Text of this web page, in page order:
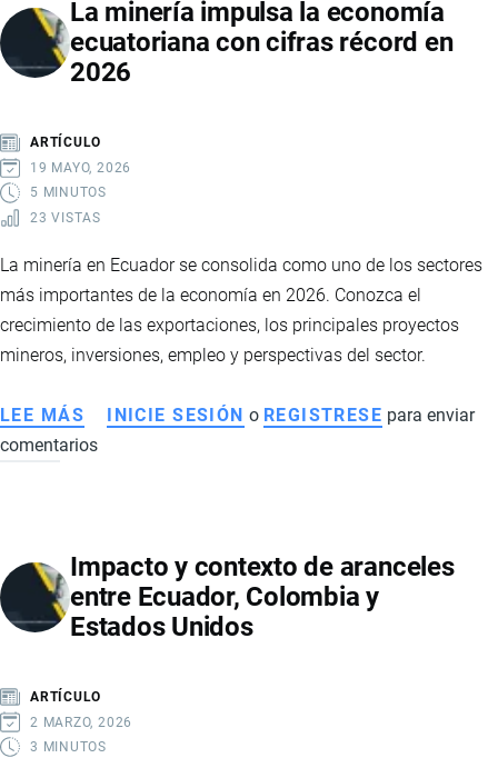
IMPULSO
TRAS
EL
CAÍDA
DE
PRECIOS
La minería impulsa la economía
ecuatoriana con cifras récord en
2026
ARTÍCULO
19 MAYO, 2026
5 MINUTOS
23 VISTAS
La minería en Ecuador se consolida como uno de los sectores
más importantes de la economía en 2026. Conozca el
crecimiento de las exportaciones, los principales proyectos
mineros, inversiones, empleo y perspectivas del sector.
LEE MÁS SOBRE
LA
ECONOMÍA
ECUATORIANA
CON
EN
2026
INICIE SESIÓN o REGISTRESE para enviar
comentarios
Impacto y contexto de aranceles
entre Ecuador, Colombia y
Estados Unidos
ARTÍCULO
2 MARZO, 2026
3 MINUTOS